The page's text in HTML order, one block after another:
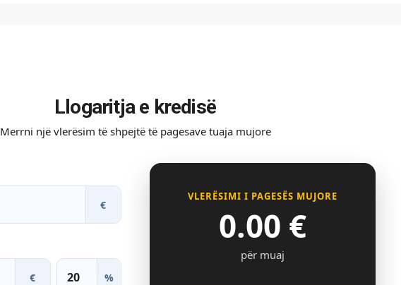
Llogaritja e kredisë
Merrni një vlerësim të shpejtë të pagesave tuaja mujore
€
€ %
VLERËSIMI I PAGESËS MUJORE
0.00 €
për muaj